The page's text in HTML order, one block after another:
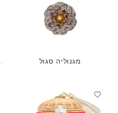
מגנוליה סגול